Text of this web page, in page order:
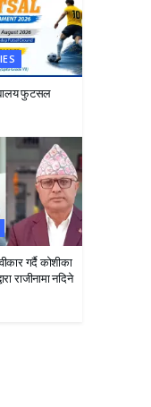
फुटसल
गर्दै कोशीका
राजीनामा नदिने